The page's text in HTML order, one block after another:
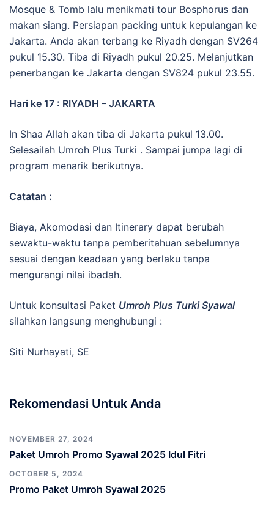
Mosque & Tomb lalu menikmati tour Bosphorus dan
makan siang. Persiapan packing untuk kepulangan ke
Jakarta. Anda akan terbang ke Riyadh dengan SV264
pukul 15.30. Tiba di Riyadh pukul 20.25. Melanjutkan
penerbangan ke Jakarta dengan SV824 pukul 23.55.
Hari ke 17 : RIYADH – JAKARTA
In Shaa Allah akan tiba di Jakarta pukul 13.00.
Selesailah Umroh Plus Turki . Sampai jumpa lagi di
program menarik berikutnya.
Catatan :
Biaya, Akomodasi dan Itinerary dapat berubah
sewaktu-waktu tanpa pemberitahuan sebelumnya
sesuai dengan keadaan yang berlaku tanpa
mengurangi nilai ibadah.
Untuk konsultasi Paket Umroh Plus Turki Syawal
silahkan langsung menghubungi :
Siti Nurhayati, SE
Rekomendasi Untuk Anda
NOVEMBER 27, 2024
Paket Umroh Promo Syawal 2025 Idul Fitri
OCTOBER 5, 2024
Promo Paket Umroh Syawal 2025